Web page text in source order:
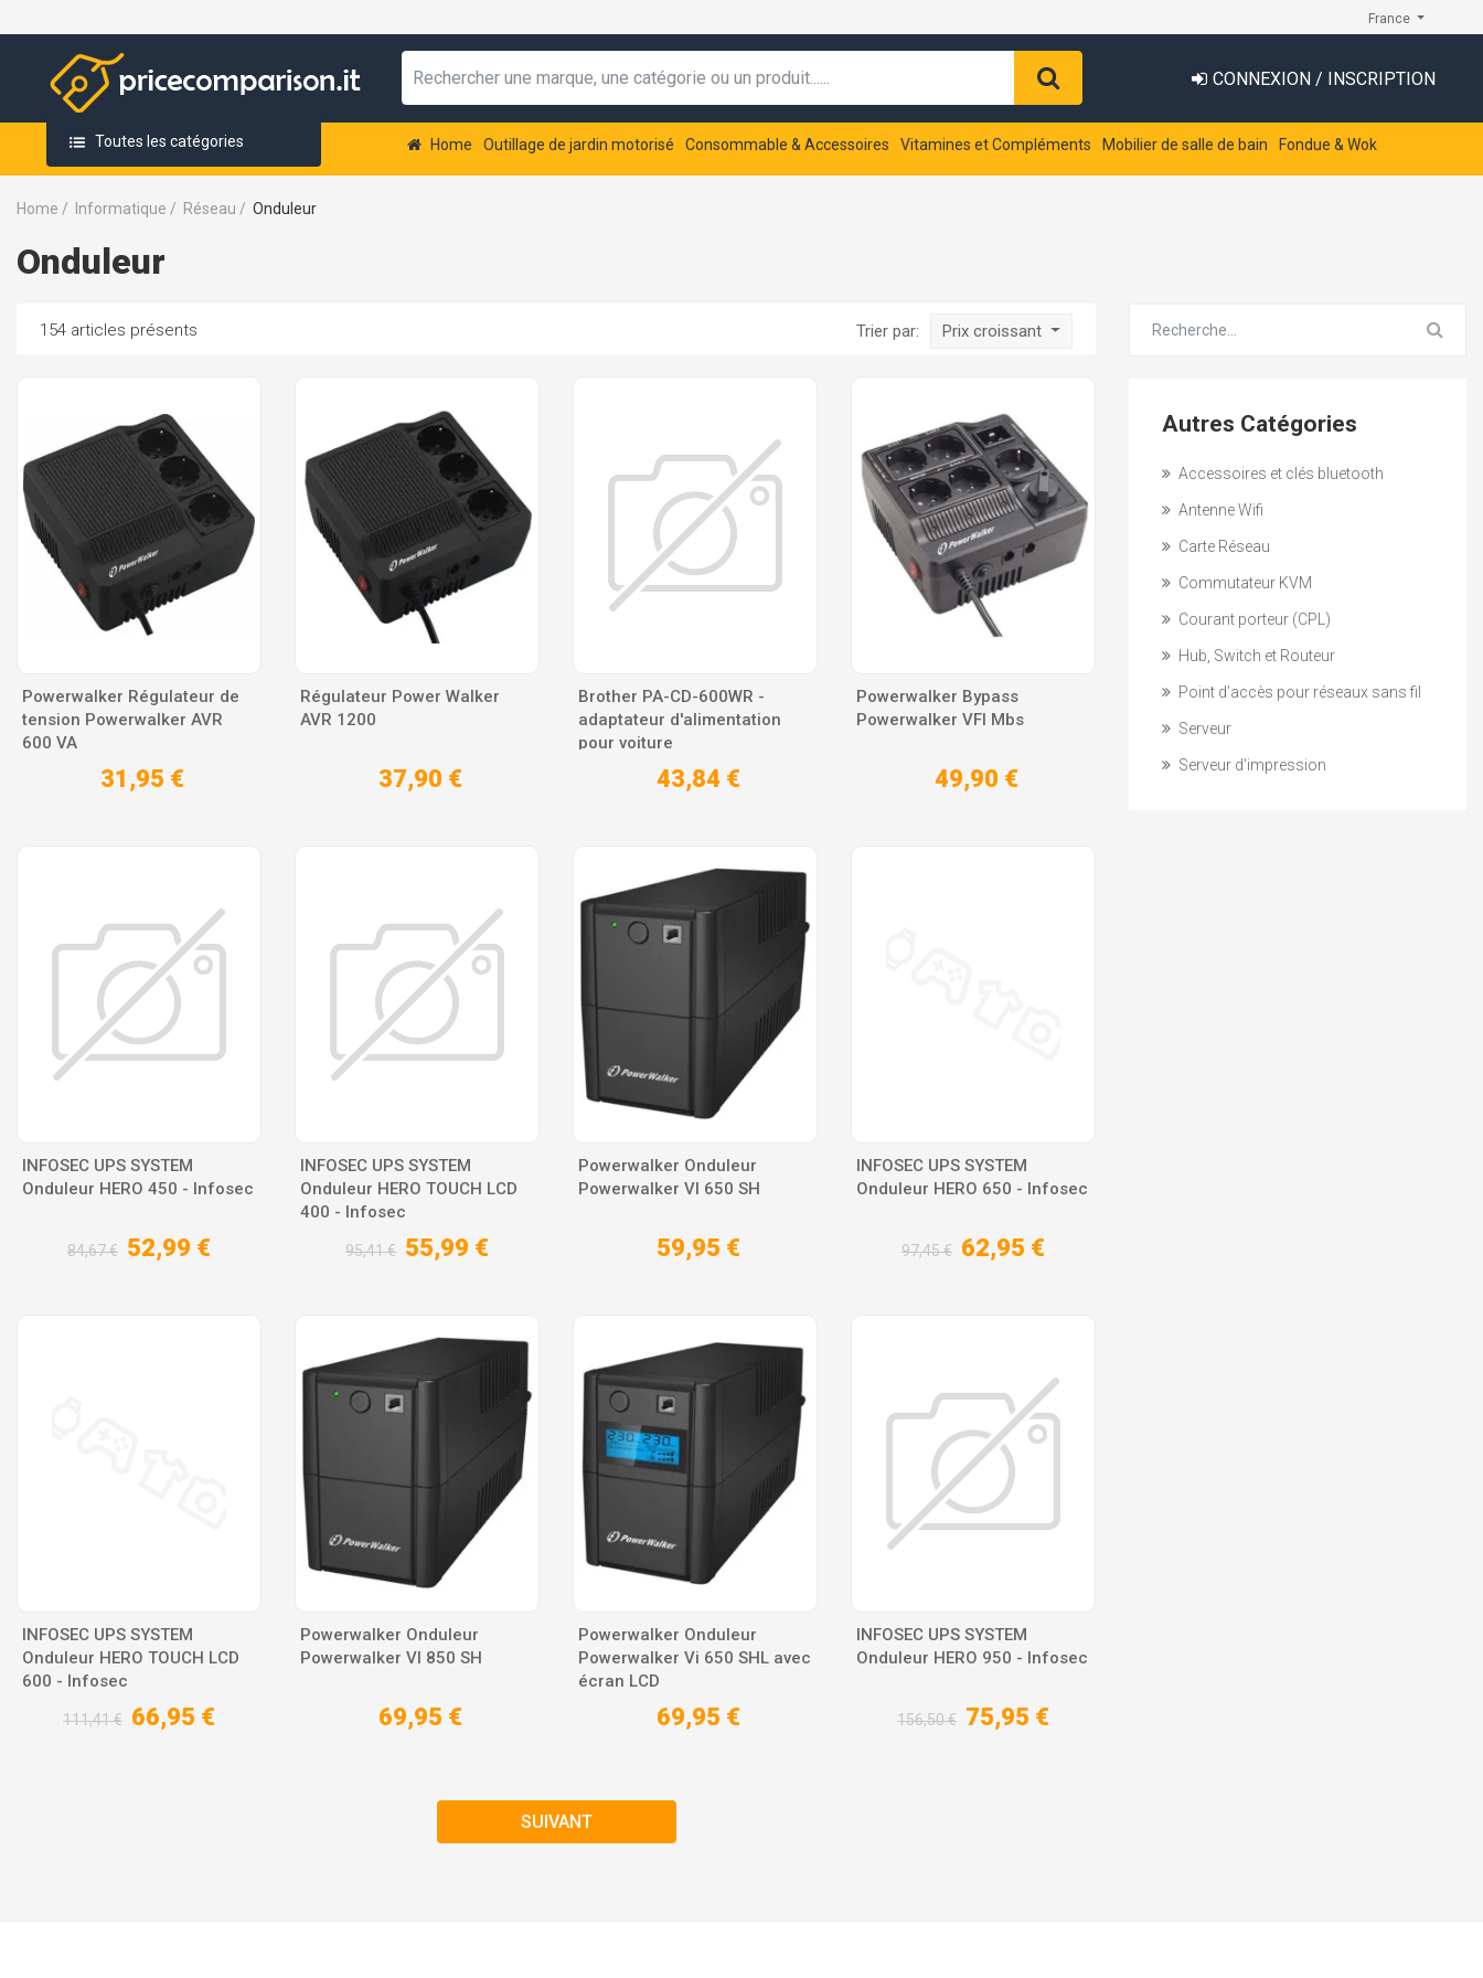
France
CONNEXION / INSCRIPTION
Toutes les catégories Home Outillage de jardin motorisé Consommable & Accessoires Vitamines et Compléments Mobilier de salle de bain Fondue & Wok
Home / Informatique / Réseau / Onduleur
Onduleur
Autres Catégories
Accessoires et clés bluetooth
Antenne Wifi
Carte Réseau
Commutateur KVM
Courant porteur (CPL)
Hub, Switch et Routeur
Point d'accès pour réseaux sans fil
Serveur
Serveur d'impression
154 articles présents Trier par: Prix croissant
Powerwalker Régulateur de
tension Powerwalker AVR
600 VA
31,95 €
Régulateur Power Walker
AVR 1200
37,90 €
Brother PA-CD-600WR -
adaptateur d'alimentation
pour voiture
43,84 €
Powerwalker Bypass
Powerwalker VFI Mbs
49,90 €
INFOSEC UPS SYSTEM
Onduleur HERO 450 - Infosec
84,67 € 52,99 €
INFOSEC UPS SYSTEM
Onduleur HERO TOUCH LCD
400 - Infosec
95,41 € 55,99 €
Powerwalker Onduleur
Powerwalker VI 650 SH
59,95 €
INFOSEC UPS SYSTEM
Onduleur HERO 650 - Infosec
97,45 € 62,95 €
INFOSEC UPS SYSTEM
Onduleur HERO TOUCH LCD
600 - Infosec
111,41 € 66,95 €
Powerwalker Onduleur
Powerwalker VI 850 SH
69,95 €
Powerwalker Onduleur
Powerwalker Vi 650 SHL avec
écran LCD
69,95 €
INFOSEC UPS SYSTEM
Onduleur HERO 950 - Infosec
156,50 € 75,95 €
SUIVANT